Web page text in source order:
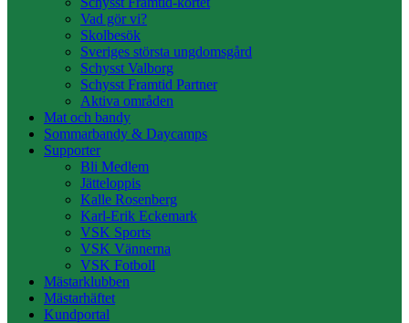
Vad gör vi?
Skolbesök
Sveriges största ungdomsgård
Schysst Valborg
Schysst Framtid Partner
Aktiva områden
Mat och bandy
Sommarbandy & Daycamps
Supporter
Bli Medlem
Jätteloppis
Kalle Rosenberg
Karl-Erik Eckemark
VSK Sports
VSK Vännerna
VSK Fotboll
Mästarklubben
Mästarhäftet
Kundportal